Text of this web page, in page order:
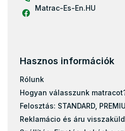
Olcsó matrac
Olcsó matrac
Olcsó matrac
Matrac-Es-En.HU
Hasznos információk
Rólunk
Hogyan válasszunk
Felosztás: STANDARD,
Reklamácio és áru